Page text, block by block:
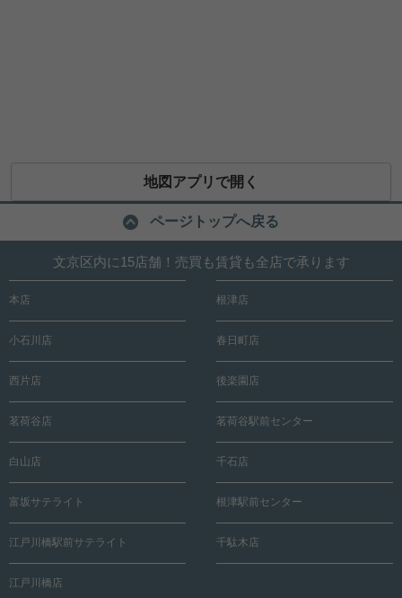
地図アプリで開く
ページトップへ戻る
文京区内に15店舗！売買も賃貸も全店で承ります
本店 根津店
小石川店 春日町店
西片店 後楽園店
茗荷谷店 茗荷谷駅前センター
白山店 千石店
富坂サテライト 根津駅前センター
江戸川橋駅前サテライト 千駄木店
江戸川橋店